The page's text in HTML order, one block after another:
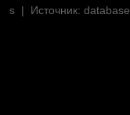
s | Источник: database